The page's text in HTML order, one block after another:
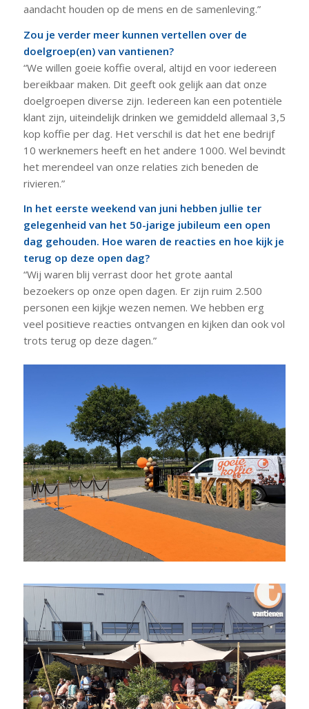
aandacht houden op de mens en de samenleving.”
Zou je verder meer kunnen vertellen over de
doelgroep(en) van vantienen?
“We willen goeie koffie overal, altijd en voor iedereen
bereikbaar maken. Dit geeft ook gelijk aan dat onze
doelgroepen diverse zijn. Iedereen kan een potentiële
klant zijn, uiteindelijk drinken we gemiddeld allemaal 3,5
kop koffie per dag. Het verschil is dat het ene bedrijf
10 werknemers heeft en het andere 1000. Wel bevindt
het merendeel van onze relaties zich beneden de
rivieren.”
In het eerste weekend van juni hebben jullie ter
gelegenheid van het 50-jarige jubileum een open
dag gehouden. Hoe waren de reacties en hoe kijk je
terug op deze open dag?
“Wij waren blij verrast door het grote aantal
bezoekers op onze open dagen. Er zijn ruim 2.500
personen een kijkje wezen nemen. We hebben erg
veel positieve reacties ontvangen en kijken dan ook vol
trots terug op deze dagen.”